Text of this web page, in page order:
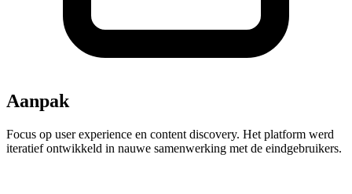
Aanpak
Focus op user experience en content discovery. Het platform werd
iteratief ontwikkeld in nauwe samenwerking met de eindgebruikers.